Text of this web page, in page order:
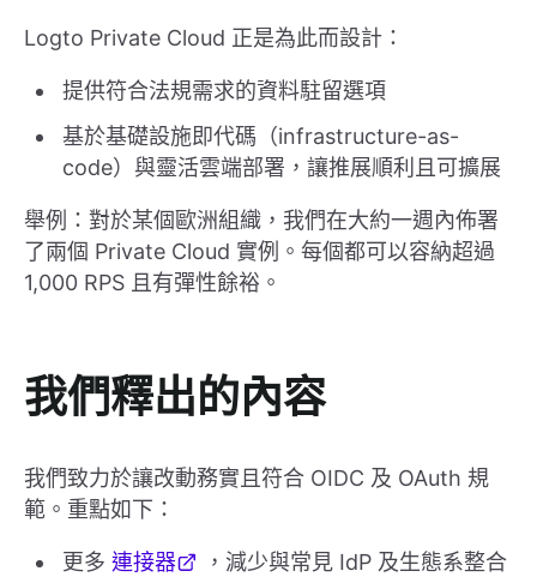
Logto Private Cloud 正是為此而設計：
提供符合法規需求的資料駐留選項
基於基礎設施即代碼（infrastructure-as-
code）與靈活雲端部署，讓推展順利且可擴展
舉例：對於某個歐洲組織，我們在大約一週內佈署
了兩個 Private Cloud 實例。每個都可以容納超過
1,000 RPS 且有彈性餘裕。
我們釋出的內容
我們致力於讓改動務實且符合 OIDC 及 OAuth 規
範。重點如下：
更多 連接器
，減少與常見 IdP 及生態系整合